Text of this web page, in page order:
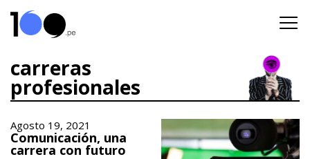
carreras
profesionales
Agosto 19, 2021
Comunicación, una
carrera con futuro